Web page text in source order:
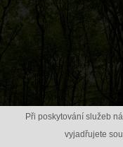
Při poskytování služeb
vyjadřujete